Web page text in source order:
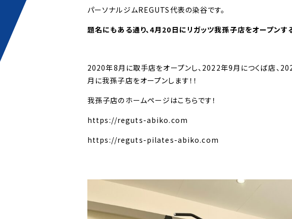
パーソナルジムREGUTS代表の染谷です。
題名にもある通り、4月20日にリガッツ我孫子店をオープンす
2020年8月に取手店をオープンし、2022年9月につくば店、
月に我孫子店をオープンします！！
我孫子店のホームページはこちらです！
https://reguts-abiko.com
https://reguts-pilates-abiko.com